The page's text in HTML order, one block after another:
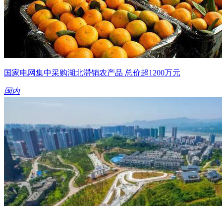
国家电网集中采购湖北滞销农产品 总价超1200万元
国内